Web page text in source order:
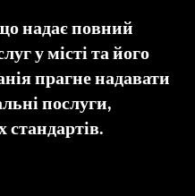
надає повний
у місті та його
прагне надавати
послуги,